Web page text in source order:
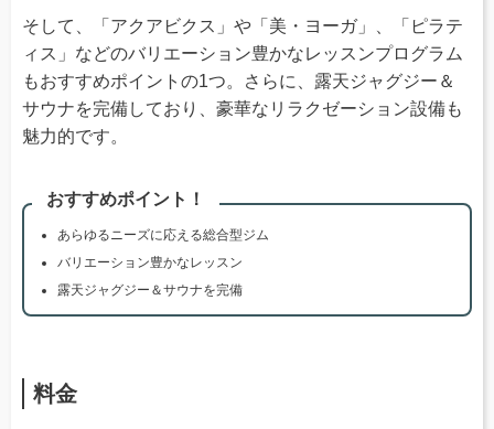
そして、「アクアビクス」や「美・ヨーガ」、「ピラテ
ィス」などのバリエーション豊かなレッスンプログラム
もおすすめポイントの1つ。さらに、露天ジャグジー＆
サウナを完備しており、豪華なリラクゼーション設備も
魅力的です。
おすすめポイント！
あらゆるニーズに応える総合型ジム
バリエーション豊かなレッスン
露天ジャグジー＆サウナを完備
料金